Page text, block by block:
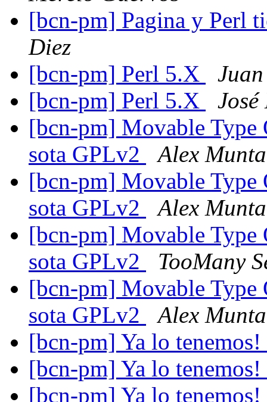
[bcn-pm] Pagina y Perl
Diez
[bcn-pm] Perl 5.X
[bcn-pm] Perl 5.X
José
[bcn-pm] Movable Type
sota GPLv2
Alex
[bcn-pm] Movable Type
sota GPLv2
Alex
[bcn-pm] Movable Type
sota GPLv2
TooMany
[bcn-pm] Movable Type
sota GPLv2
Alex
[bcn-pm] Ya lo tenemos!
[bcn-pm] Ya lo tenemos!
[bcn-pm] Ya lo tenemos!